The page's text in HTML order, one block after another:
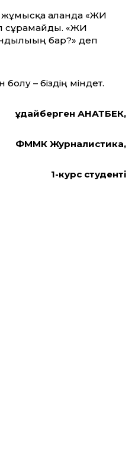
жұмысқа алғанда «ЖИ
сұрамайды. «ЖИ
бар?» деп
– біздің міндет.
Құдайберген ҚАНАТБЕК,
ФММК Журналистика,
1-курс студенті